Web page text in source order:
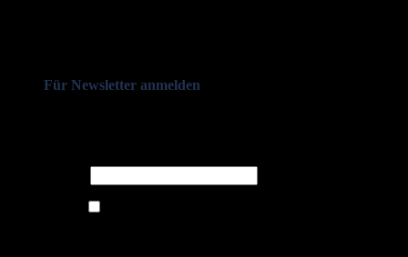
Für Newsletter anmelden